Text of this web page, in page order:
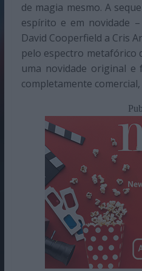
de magia mesmo. A
espírito e em novidade
David Cooperfield a Cris
pelo espectro metafórico
uma novidade original
completamente
Pub